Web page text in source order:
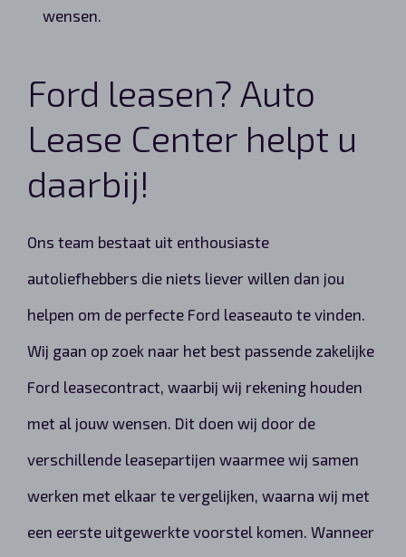
wensen.
Ford leasen? Auto
Lease Center helpt u
daarbij!
Ons team bestaat uit enthousiaste
autoliefhebbers die niets liever willen dan jou
helpen om de perfecte Ford leaseauto te vinden.
Wij gaan op zoek naar het best passende zakelijke
Ford leasecontract, waarbij wij rekening houden
met al jouw wensen. Dit doen wij door de
verschillende leasepartijen waarmee wij samen
werken met elkaar te vergelijken, waarna wij met
een eerste uitgewerkte voorstel komen. Wanneer